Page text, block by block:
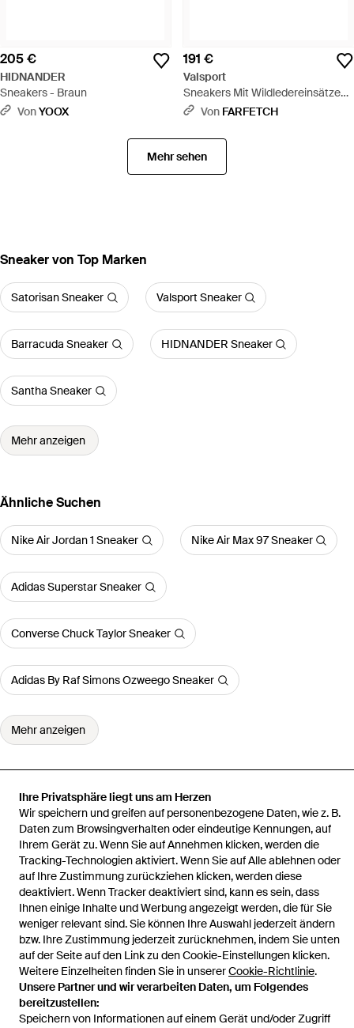
Ihre Privatsphäre liegt uns am Herzen
Wir speichern und greifen auf personenbezogene Daten, wie z. B.
Daten zum Browsingverhalten oder eindeutige Kennungen, auf
Ihrem Gerät zu. Wenn Sie auf Annehmen klicken, werden die
Tracking-Technologien aktiviert. Wenn Sie auf Alle ablehnen oder
auf Ihre Zustimmung zurückziehen klicken, werden diese
deaktiviert. Wenn Tracker deaktiviert sind, kann es sein, dass
Ihnen einige Inhalte und Werbung angezeigt werden, die für Sie
weniger relevant sind. Sie können Ihre Auswahl jederzeit ändern
bzw. Ihre Zustimmung jederzeit zurücknehmen, indem Sie unten
auf der Seite auf den Link zu den Cookie-Einstellungen klicken.
Weitere Einzelheiten finden Sie in unsererCookie-Richtlinie.
Unsere Partner und wir verarbeiten Daten, um Folgendes
bereitzustellen:
Speichern von Informationen auf einem Gerät und/oder Zugriff
205 €
HIDNANDER
Sneakers - Braun
VonYOOX
191 €
Valsport
Sneakers Mit Wildledereinsätzen -
PinkVon FARFETCH
Mehr sehen
Sneaker von Top Marken
Satorisan Sneaker Valsport Sneaker
Barracuda Sneaker HIDNANDER Sneaker
Santha Sneaker
Mehr anzeigen
Ähnliche Suchen
Nike Air Jordan 1 Sneaker Nike Air Max 97 Sneaker
Adidas Superstar Sneaker
Converse Chuck Taylor Sneaker
Adidas By Raf Simons Ozweego Sneaker
Mehr anzeigen
Startseite Damen Sneaker Sneakers
Hilfe und Informationen